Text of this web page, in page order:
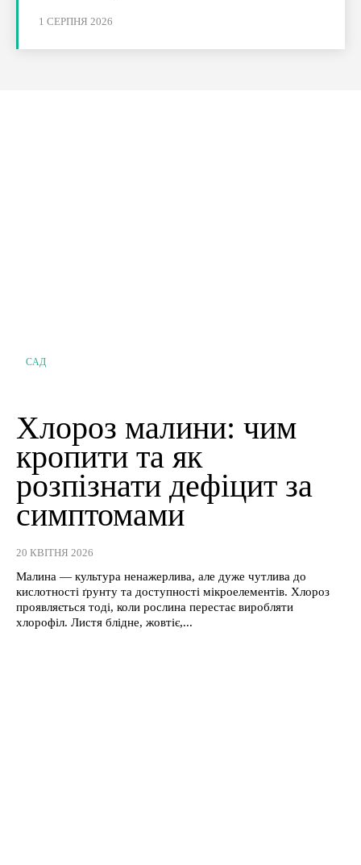
1 СЕРПНЯ 2026
САД
Хлороз малини: чим
кропити та як
розпізнати дефіцит за
симптомами
20 КВІТНЯ 2026
Малина — культура ненажерлива, але дуже чутлива до
кислотності ґрунту та доступності мікроелементів. Хлороз
проявляється тоді, коли рослина перестає виробляти
хлорофіл. Листя блідне, жовтіє,...